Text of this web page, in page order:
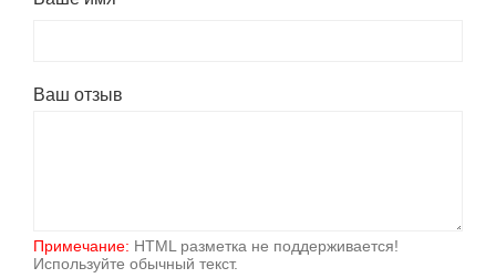
Ваш отзыв
Примечание: HTML разметка не поддерживается!
Используйте обычный текст.